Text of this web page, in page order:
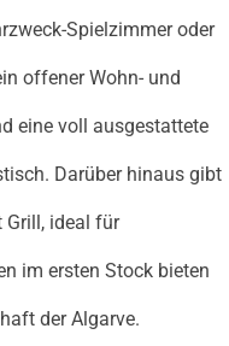
Spielzimmer oder
offener Wohn- und
eine voll ausgestattete
Darüber hinaus gibt
Grill, ideal für
im ersten Stock bieten
der Algarve.